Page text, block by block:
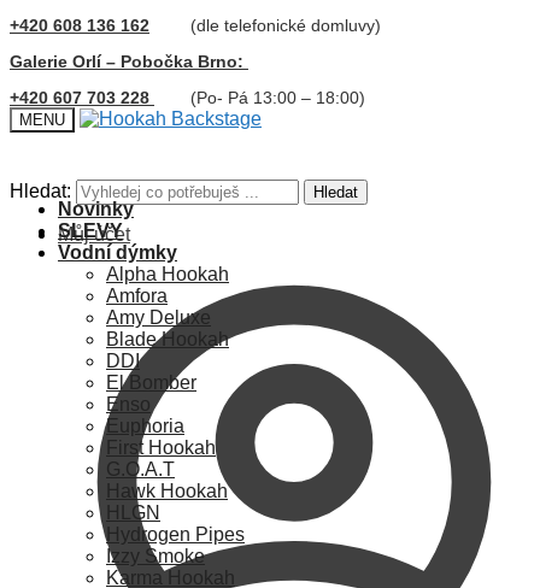
+420 608 136 162
(dle telefonické domluvy)
Galerie Orlí – Pobočka Brno:
+420 607 703 228
(Po- Pá 13:00 – 18:00)
MENU
Hledat: Hledat
Můj účet
Novinky
SLEVY
Vodní dýmky
Alpha Hookah
Amfora
Amy Deluxe
Blade Hookah
DDI
El Bomber
Enso
Euphoria
First Hookah
G.O.A.T
Hawk Hookah
HLGN
Hydrogen Pipes
Izzy Smoke
Karma Hookah